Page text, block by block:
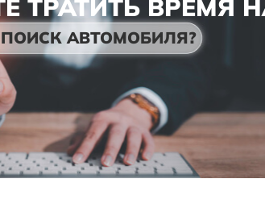
ТРАТИТЬ ВРЕМЯ
ПОИСК АВТОМОБИЛЯ?